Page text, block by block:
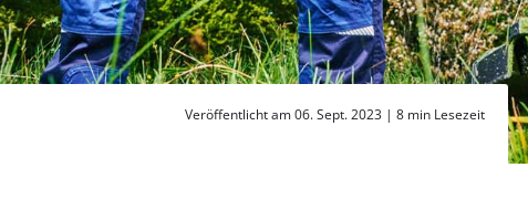
Veröffentlicht am 06. Sept. 2023 | 8 min Lesezeit